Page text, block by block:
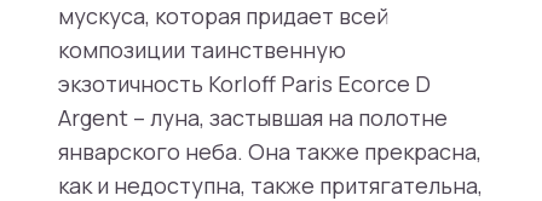
мускуса, которая придает всей
композиции таинственную
экзотичность Korloff Paris Ecorce D
Argent – луна, застывшая на полотне
январского неба. Она также прекрасна,
как и недоступна, также притягательна,